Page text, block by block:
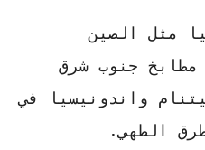
مثل الصين
مطابخ جنوب شرق
واندونيسيا في
الطهي.